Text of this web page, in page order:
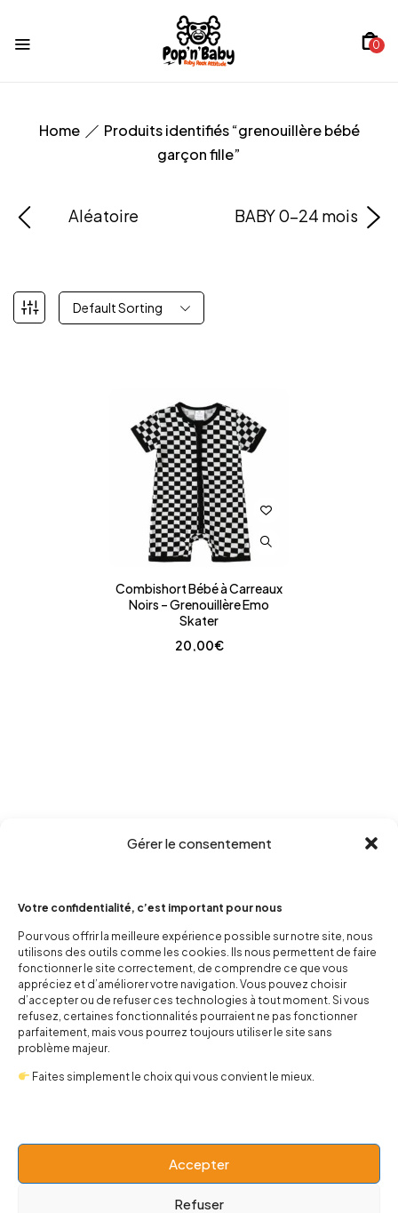
Gérer le consentement
Votre confidentialité, c’est important pour nous
Pour vous offrir la meilleure expérience possible sur notre site, nous
utilisons des outils comme les cookies. Ils nous permettent de faire
fonctionner le site correctement, de comprendre ce que vous
appréciez et d’améliorer votre navigation. Vous pouvez choisir
d’accepter ou de refuser ces technologies à tout moment. Si vous
refusez, certaines fonctionnalités pourraient ne pas fonctionner
parfaitement, mais vous pourrez toujours utiliser le site sans
problème majeur.
Faites simplement le choix qui vous convient le mieux.
Accepter
Refuser
0
Home
Produits identifiés “grenouillère bébé
garçon fille”
Aléatoire BABY 0-24 mois
Default Sorting
Combishort Bébé à Carreaux
Noirs – Grenouillère Emo
Skater
20,00€
contact@popnbaby.com
+33 01 64 62 14 89
Follow us